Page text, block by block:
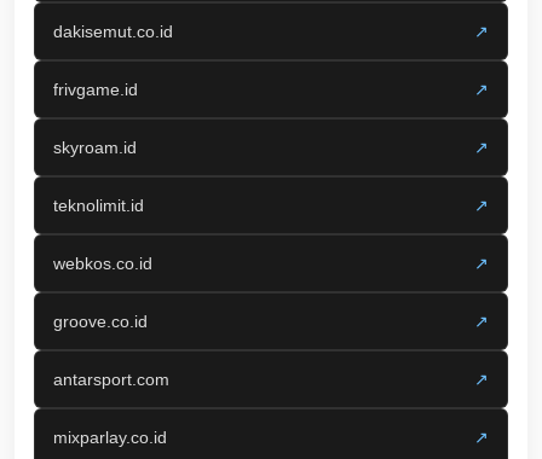
dakisemut.co.id ↗
frivgame.id ↗
skyroam.id ↗
teknolimit.id ↗
webkos.co.id ↗
groove.co.id ↗
antarsport.com ↗
mixparlay.co.id ↗